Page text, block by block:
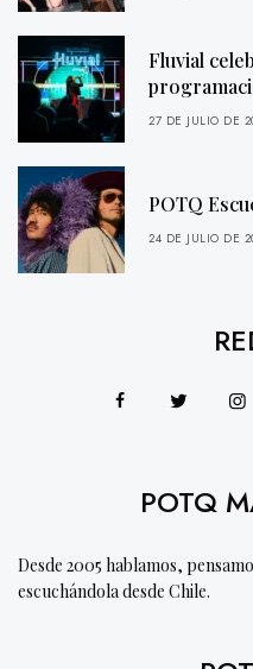
Fluvial
27 DE JULIO DE
POTQ
24 DE JULIO DE
POTQ
Desde 2005 hablamos,
escuchándola desde Chile.